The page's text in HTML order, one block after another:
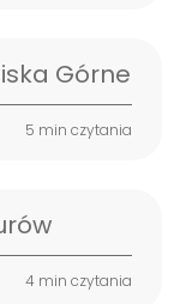
Górne
5 min czytania
4 min czytania